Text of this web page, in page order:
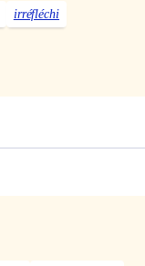
irréfléchi